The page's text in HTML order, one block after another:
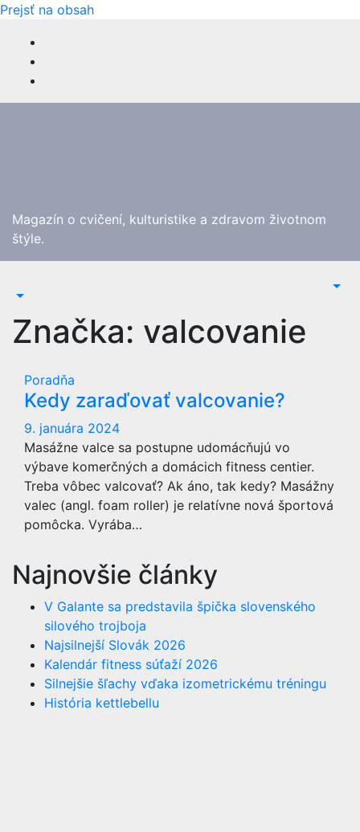
Prejsť na obsah
Magazín o cvičení, kulturistike a zdravom životnom
štýle.
Značka: valcovanie
Poradňa
Kedy zaraďovať valcovanie?
9. januára 2024
Masážne valce sa postupne udomácňujú vo
výbave komerčných a domácich fitness centier.
Treba vôbec valcovať? Ak áno, tak kedy? Masážny
valec (angl. foam roller) je relatívne nová športová
pomôcka. Vyrába…
Najnovšie články
V Galante sa predstavila špička slovenského
silového trojboja
Najsilnejší Slovák 2026
Kalendár fitness súťaží 2026
Silnejšie šľachy vďaka izometrickému tréningu
História kettlebellu